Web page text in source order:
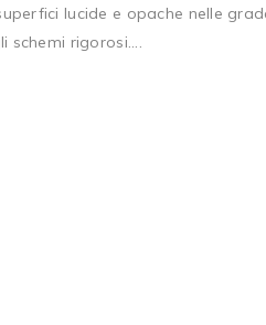
lucide e opache nelle
schemi rigorosi....